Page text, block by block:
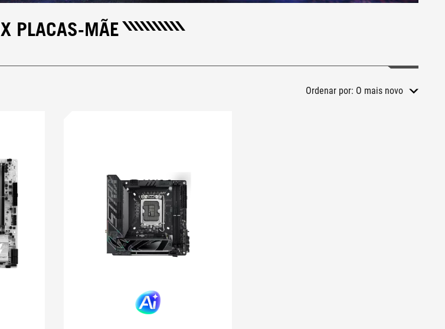
PLACAS-MÃE
Ordenar por: O mais novo